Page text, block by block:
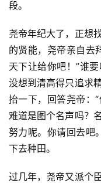
段。
尧帝年纪大了，正想
的贤能，尧帝亲自去
天下让给你吧！”谁
没想到清高得只追求
抬一下，回答尧帝：
难道是图个名声吗？
努力呢。你请回去吧
下去种田。
过几年，尧帝又派个